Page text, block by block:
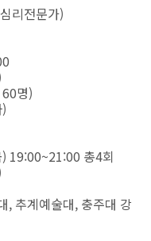
리전문가)
명)
19:00~21:00 총4회
, 추계예술대, 충주대 강